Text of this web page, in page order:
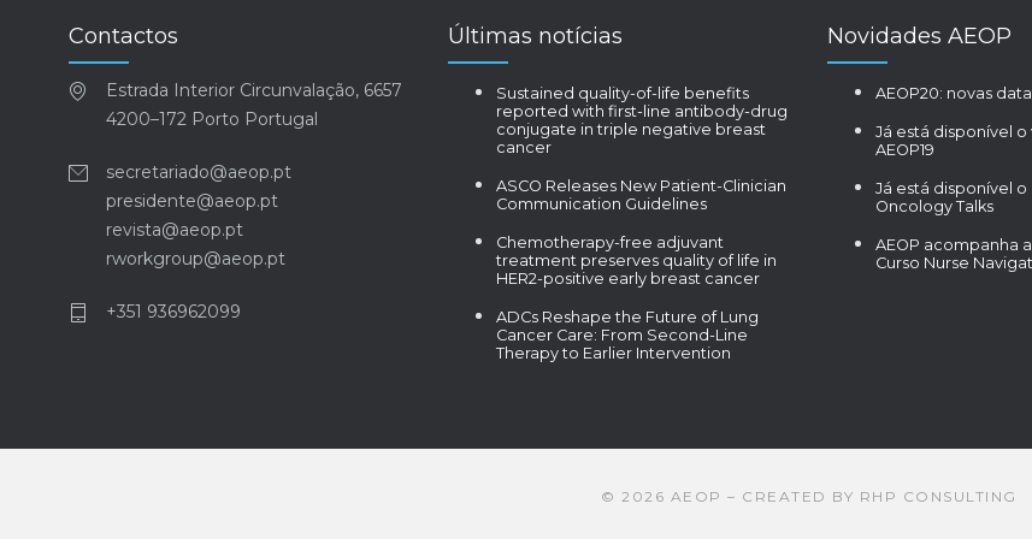
Contactos
Estrada Interior Circunvalação, 6657
4200–172 Porto Portugal
secretariado@aeop.pt
presidente@aeop.pt
revista@aeop.pt
rworkgroup@aeop.pt
+351 936962099
Últimas notícias
Sustained quality-of-life benefits
reported with first-line antibody-drug
conjugate in triple negative breast
cancer
ASCO Releases New Patient-Clinician
Communication Guidelines
Chemotherapy-free adjuvant
treatment preserves quality of life in
HER2-positive early breast cancer
ADCs Reshape the Future of Lung
Cancer Care: From Second-Line
Therapy to Earlier Intervention
Novidades AEOP
AEOP20: novas
Já está disponível
AEOP19
Já está disponível o
Oncology Talks
AEOP acompanha
Curso Nurse
©2026 AEOP – CREATED BY RHP CONSULTING